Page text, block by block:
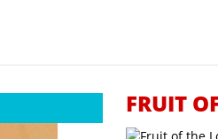
FRUIT